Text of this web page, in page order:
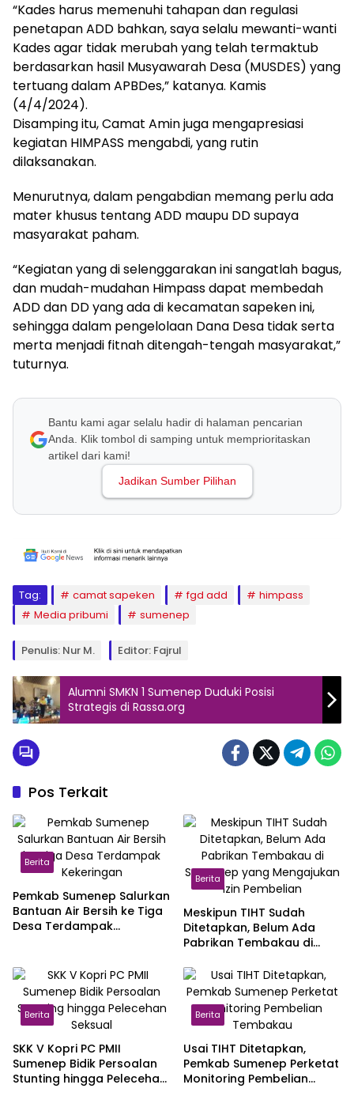
“Kades harus memenuhi tahapan dan regulasi
penetapan ADD bahkan, saya selalu mewanti-wanti
Kades agar tidak merubah yang telah termaktub
berdasarkan hasil Musyawarah Desa (MUSDES) yang
tertuang dalam APBDes,” katanya. Kamis
(4/4/2024).
Disamping itu, Camat Amin juga mengapresiasi
kegiatan HIMPASS mengabdi, yang rutin
dilaksanakan.
Menurutnya, dalam pengabdian memang perlu ada
mater khusus tentang ADD maupu DD supaya
masyarakat paham.
“Kegiatan yang di selenggarakan ini sangatlah bagus,
dan mudah-mudahan Himpass dapat membedah
ADD dan DD yang ada di kecamatan sapeken ini,
sehingga dalam pengelolaan Dana Desa tidak serta
merta menjadi fitnah ditengah-tengah masyarakat,”
tuturnya.
Bantu kami agar selalu hadir di halaman pencarian
Anda. Klik tombol di samping untuk memprioritaskan
artikel dari kami!
Jadikan Sumber Pilihan
Tag: camat sapeken fgd add
himpass
Media pribumi
sumenep
Penulis: Nur M. Editor: Fajrul
Alumni SMKN 1 Sumenep Duduki Posisi
Strategis di Rassa.org
Pos Terkait
Berita
Pemkab Sumenep Salurkan
Bantuan Air Bersih ke Tiga
Desa Terdampak
Berita
Meskipun TIHT Sudah
Ditetapkan, Belum Ada
Pabrikan Tembakau di
Mengajukan Izin Pembelian
Berita
SKK V Kopri PC PMII
Sumenep Bidik Persoalan
Stunting hingga Pelecehan
Berita
Usai TIHT Ditetapkan,
Pemkab Sumenep Perketat
Monitoring Pembelian